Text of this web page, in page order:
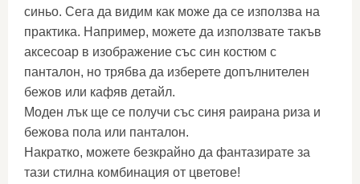
синьо. Сега да видим как може да се използва на
практика. Например, можете да използвате такъв
аксесоар в изображение със син костюм с
панталон, но трябва да изберете допълнителен
бежов или кафяв детайл.
Моден лък ще се получи със синя раирана риза и
бежова пола или панталон.
Накратко, можете безкрайно да фантазирате за
тази стилна комбинация от цветове!